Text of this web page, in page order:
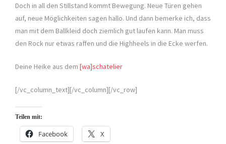
Doch in all den Stillstand kommt Bewegung. Neue Türen gehen
auf, neue Möglichkeiten sagen hallo. Und dann bemerke ich, dass
man mit dem Ballkleid doch ziemlich gut laufen kann. Man muss
den Rock nur etwas raffen und die Highheels in die Ecke werfen.
Deine Heike aus dem [wa]schatelier
[/vc_column_text][/vc_column][/vc_row]
Teilen mit:
Facebook X